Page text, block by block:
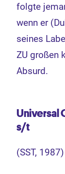
folgte
wenn er
seines
ZU großen
Absurd.
Universal
s/t
(SST, 1987)